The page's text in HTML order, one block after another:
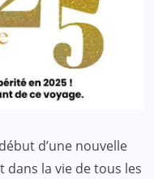
d’une nouvelle
la vie de tous les